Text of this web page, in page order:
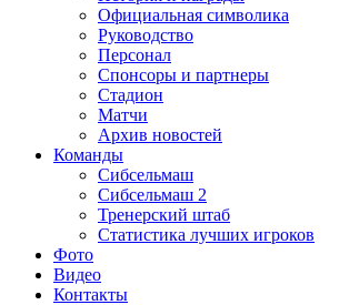
Официальная символика
Руководство
Персонал
Спонсоры и партнеры
Стадион
Матчи
Архив новостей
Команды
Сибсельмаш
Сибсельмаш 2
Тренерский штаб
Статистика лучших игроков
Фото
Видео
Контакты